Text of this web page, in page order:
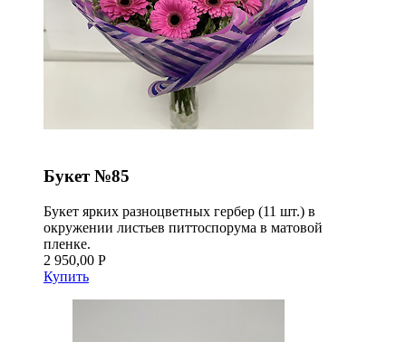
Букет №85
Букет ярких разноцветных гербер (11 шт.) в
окружении листьев питтоспорума в матовой
пленке.
2 950,00 Р
Купить